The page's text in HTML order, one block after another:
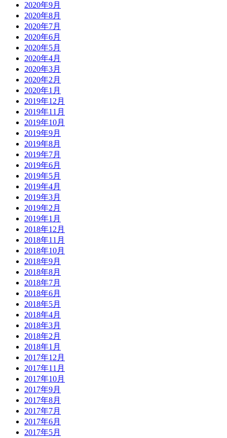
2020年9月
2020年8月
2020年7月
2020年6月
2020年5月
2020年4月
2020年3月
2020年2月
2020年1月
2019年12月
2019年11月
2019年10月
2019年9月
2019年8月
2019年7月
2019年6月
2019年5月
2019年4月
2019年3月
2019年2月
2019年1月
2018年12月
2018年11月
2018年10月
2018年9月
2018年8月
2018年7月
2018年6月
2018年5月
2018年4月
2018年3月
2018年2月
2018年1月
2017年12月
2017年11月
2017年10月
2017年9月
2017年8月
2017年7月
2017年6月
2017年5月